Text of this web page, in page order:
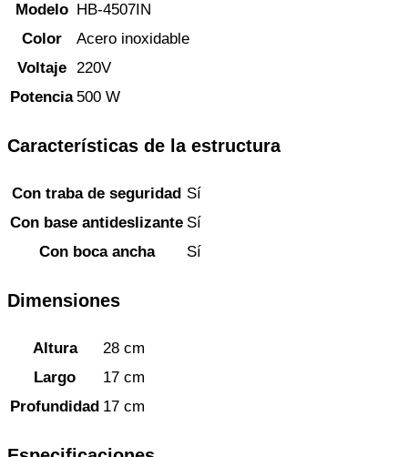
Modelo
HB-4507IN
Color
Acero inoxidable
Voltaje
220V
Potencia 500 W
Características de la estructura
Con traba de seguridad Sí
Con base antideslizante Sí
Con boca ancha
Sí
Dimensiones
Altura
28 cm
Largo
17 cm
Profundidad 17 cm